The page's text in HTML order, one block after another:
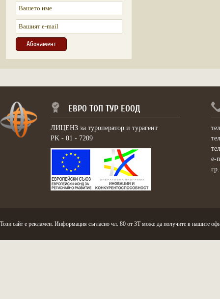
ЕВРО ТОП ТУР ЕООД
ЛИЦЕНЗ за туроператор и турагент
PK - 01 - 7209
e-
Този сайт е рекламен. Информация съгласно чл. 80 от ЗТ може да получите в нашите